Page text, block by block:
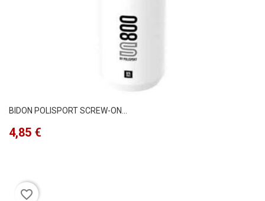
BIDON POLISPORT SCREW-ON...
Precio
4,85 €
favorite_border